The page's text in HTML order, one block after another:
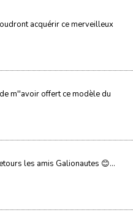
acquérir ce merveilleux
m''avoir offert ce modèle du
les amis Galionautes 😊...